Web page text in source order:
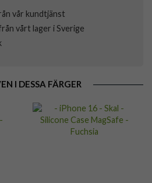
vår kundtjänst
vårt lager i Sverige
I DESSA FÄRGER